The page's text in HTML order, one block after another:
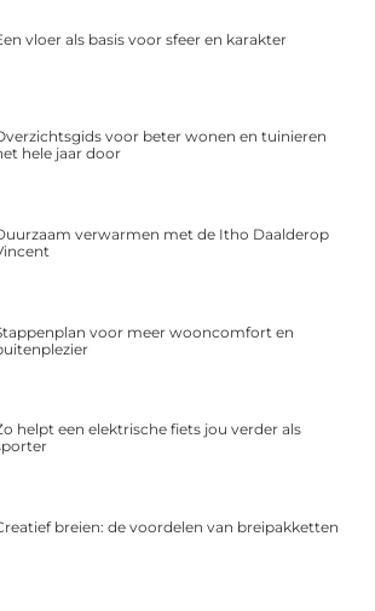
vloer als basis voor sfeer en karakter
voor beter wonen en tuinieren
hele jaar door
verwarmen met de Itho Daalderop
voor meer wooncomfort en
helpt een elektrische fiets jou verder als
breien: de voordelen van breipakketten